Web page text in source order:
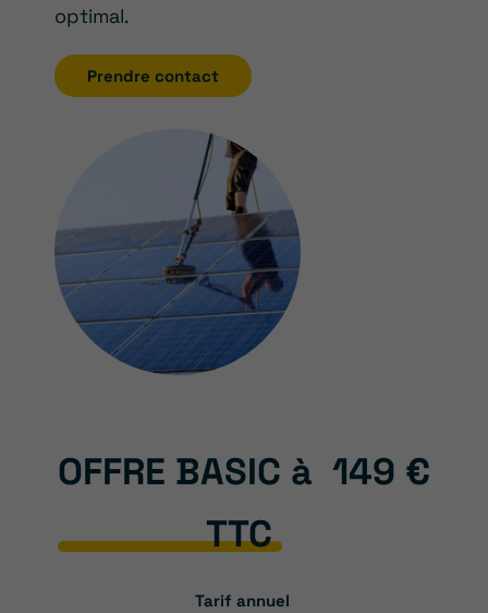
optimal.
Prendre contact
OFFRE BASIC à 149 €
TTC
Tarif annuel